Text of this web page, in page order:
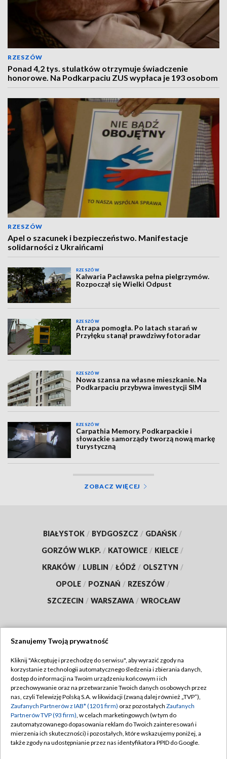
RZESZÓW
Ponad 4,2 tys. stulatków otrzymuje świadczenie
honorowe. Na Podkarpaciu ZUS wypłaca je 193 osobom
RZESZÓW
Apel o szacunek i bezpieczeństwo. Manifestacje
solidarności z Ukraińcami
RZESZÓW
Kalwaria Pacławska pełna pielgrzymów.
Rozpoczął się Wielki Odpust
RZESZÓW
Atrapa pomogła. Po latach starań w
Przyłęku stanął prawdziwy fotoradar
RZESZÓW
Nowa szansa na własne mieszkanie. Na
Podkarpaciu przybywa inwestycji SIM
RZESZÓW
Carpathia Memory. Podkarpackie i
słowackie samorządy tworzą nową markę
turystyczną
ZOBACZ WIĘCEJ
BIAŁYSTOK / BYDGOSZCZ / GDAŃSK /
GORZÓW WLKP. / KATOWICE / KIELCE /
KRAKÓW / LUBLIN / ŁÓDŹ / OLSZTYN /
OPOLE / POZNAŃ / RZESZÓW /
SZCZECIN / WARSZAWA / WROCŁAW
TVP
Abonament TVP
Emisja w TVP
Centrum informacji TVP
Naziemna Telewizja Cyfrowa
Regulamin TVP
Polityka prywatności
Moje zgody
Pomoc
Szanujemy Twoją prywatność
Kliknij "Akceptuję i przechodzę do serwisu", aby wyrazić zgody na
korzystanie z technologii automatycznego śledzenia i zbierania danych,
dostęp do informacji na Twoim urządzeniu końcowym i ich
przechowywanie oraz na przetwarzanie Twoich danych osobowych przez
nas, czyli Telewizję Polską S.A. w likwidacji (zwaną dalej również „TVP”),
Zaufanych Partnerów z IAB* (1201 firm) oraz pozostałych Zaufanych
Partnerów TVP (93 firm), w celach marketingowych (w tym do
zautomatyzowanego dopasowania reklam do Twoich zainteresowań i
mierzenia ich skuteczności) i pozostałych, które wskazujemy poniżej, a
także zgody na udostępnianie przez nas identyfikatora PPID do Google.